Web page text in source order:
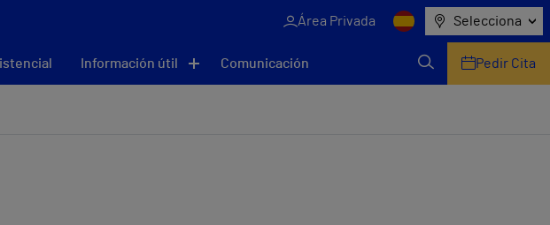
Área Privada Selecciona
Información útil Comunicación Pedir Cita